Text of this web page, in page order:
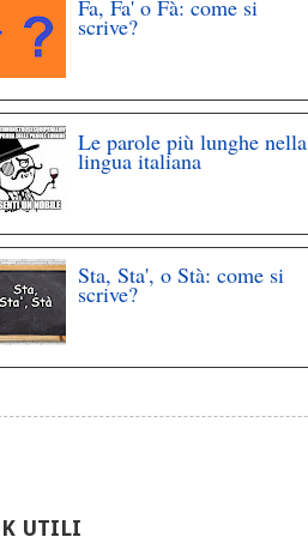
Fa, Fa' o Fà: come si
scrive?
Le parole più lunghe nella
lingua italiana
Sta, Sta', o Stà: come si
scrive?
UTILI